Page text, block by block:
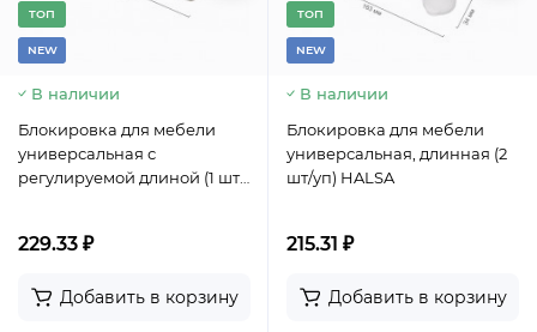
TОП
NEW
В наличии
Блокировка для мебели
универсальная с
регулируемой длиной (1 шт/
229.33 ₽
Добавить в корзину
TОП
NEW
В наличии
Блокировка для мебели
универсальная, длинная (2
шт/уп) HALSA
215.31 ₽
Добавить в корзину